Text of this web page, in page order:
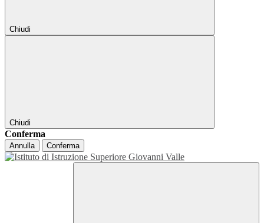
Chiudi
Chiudi
Conferma
Annulla Conferma